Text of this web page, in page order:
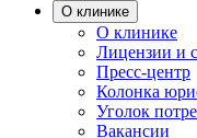
О клинике
О клинике
Лицензии и
Пресс-центр
Колонка
Уголок
Вакансии